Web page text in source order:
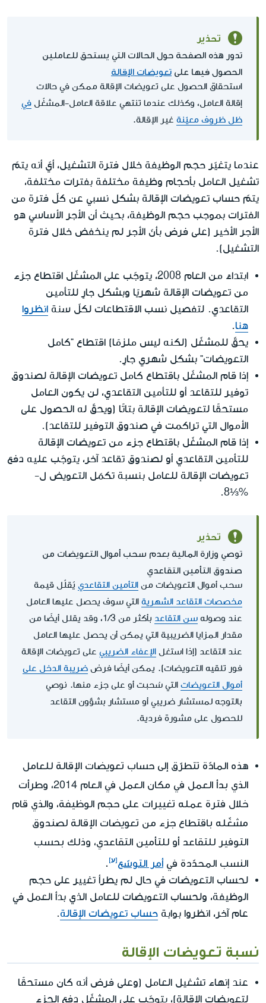
تحذير
تدور هذه الصفحة حول الحالات التي يستحق للعاملين
الحصول فيها على تعويضات الإقالة
استحقاق الحصول على تعويضات الإقالة ممكن في حالات
إقالة العامل، وكذلك عندما تنتهي علاقة العامل-المشغّل في
ظل ظروف معيّنة غير الإقالة.
عندما يتغيّر حجم الوظيفة خلال فترة التشغيل، أيّ أنه يتمّ
تشغيل العامل بأحجام وظيفة مختلفة بفترات مختلفة،
يتمّ حساب تعويضات الإقالة بشكل نسبي عن كلّ فترة من
الفترات بموجب حجم الوظيفة، بحيث أن الأجر الأساسي هو
الأجر الأخير (على فرض بأنّ الأجر لم ينخفض خلال فترة
التشغيل).
ابتداءً من العام 2008، يتوجّب على المشغّل اقتطاع جزء
من تعويضات الإقالة شهريًا وبشكل جارٍ للتأمين
التقاعدي. لتفصيل نسب الاقتطاعات لكلّ سنة انظروا
هنا.
يحقّ للمشغّل (لكنه ليس ملزمًا) اقتطاع "كامل
التعويضات" بشكل شهري جارٍ.
إذا قام المشغّل باقتطاع كامل تعويضات الإقالة لصندوق
توفير للتقاعد أو للتأمين التقاعدي، لن يكون العامل
مستحقًا لتعويضات الإقالة بتاتًا (ويحقّ له الحصول على
الأموال التي تراكمت في صندوق التوفير للتقاعد).
إذا قام المشغّل باقتطاع جزء من تعويضات الإقالة
للتأمين التقاعدي أو لصندوق تقاعد آخر، يتوجّب عليه دفع
تعويضات الإقالة للعامل بنسبة تكمّل التعويض ل-
%⅓8.
تحذير
توصي وزارة المالية بعدم سحب أموال التعويضات من
صندوق التأمين التقاعدي
سحب أموال التعويضات من التأمين التقاعدي يُقلّل قيمة
مخصصات التقاعد الشهرية التي سوف يحصل عليها العامل
عند وصوله سن التقاعد
بأكثر من 1/3، وقد يقلل أيضًا من
مقدار المزايا الضريبية التي يمكن أن يحصل عليها العامل
عند التقاعد (إذا استغل الإعفاء الضريبي على تعويضات الإقالة
فور تلقيه التعويضات). يمكن أيضًا فرض ضريبة الدخل على
أموال التعويضات التي سُحبت أو على جزء منها. نوصي
بالتوجه لمستشار ضريبي أو مستشار بشؤون التقاعد
للحصول على مشورة فردية.
هذه المادّة تتطرّق إلى حساب تعويضات الإقالة للعامل
الذي بدأ العمل في مكان العمل في العام 2014، وطرأت
خلال فترة عمله تغييرات على حجم الوظيفة، والذي قام
مشغّله باقتطاع جزء من تعويضات الإقالة لصندوق
التوفير للتقاعد أو للتأمين التقاعدي، وذلك بحسب
النسب المحدّدة فيأمر التوسّع
لحساب التعويضات في حال لم يطرأ تغيير على حجم
الوظيفة، ولحساب التعويضات للعامل الذي بدأ العمل في
عام آخر، انظروا بوابة حساب تعويضات الإقالة.
نسبة تعويضات الإقالة
عند إنهاء تشغيل العامل (وعلى فرض أنه كان مستحقًا
لتعويضات الإقالة)، يتوجّب على المشغّل دفع الجزء